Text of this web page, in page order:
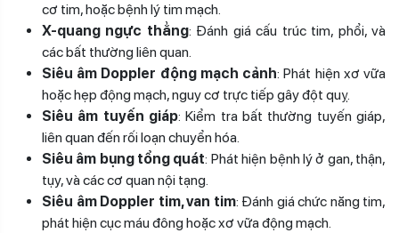
cơ tim, hoặc bệnh lý tim mạch.
X-quang ngực thẳng: Đánh giá cấu trúc tim, phổi, và
các bất thường liên quan.
Siêu âm Doppler động mạch cảnh: Phát hiện xơ vữa
hoặc hẹp động mạch, nguy cơ trực tiếp gây đột quỵ.
Siêu âm tuyến giáp: Kiểm tra bất thường tuyến giáp,
liên quan đến rối loạn chuyển hóa.
Siêu âm bụng tổng quát: Phát hiện bệnh lý ở gan, thận,
tụy, và các cơ quan nội tạng.
Siêu âm Doppler tim, van tim: Đánh giá chức năng tim,
phát hiện cục máu đông hoặc xơ vữa động mạch.